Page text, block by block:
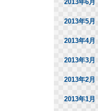
2013年6月
2013年5月
2013年4月
2013年3月
2013年2月
2013年1月